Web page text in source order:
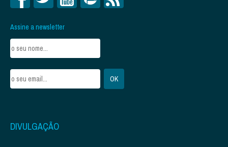
Assine a newsletter
DIVULGAÇÃO